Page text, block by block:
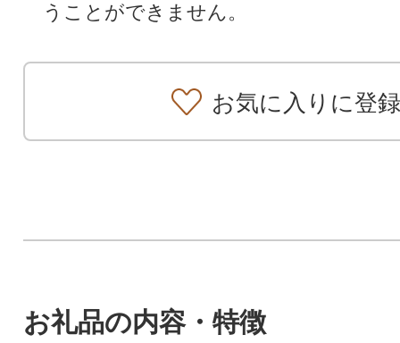
うことができません。
お気に入りに登録
お礼品の内容・特徴